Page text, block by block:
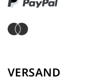
VERSAND